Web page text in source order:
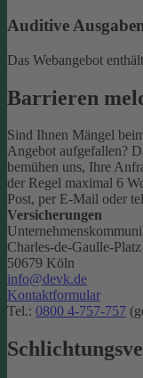
Auditive
Das Webangebot
Barrieren
Sind Ihnen Mängel
Angebot aufgefallen?
bemühen uns, Ihre
der Regel maximal 6
Post, per E-Mail oder
Versicherungen
Charles-de-Gaulle-Platz
50679 Köln
info@devk.de
Kontaktformular
Tel.: 0800 4-757-757